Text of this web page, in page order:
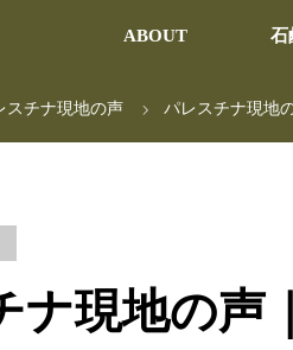
ABOUT 石
スチナ現地の声 パレスチナ現地
ナ現地の声